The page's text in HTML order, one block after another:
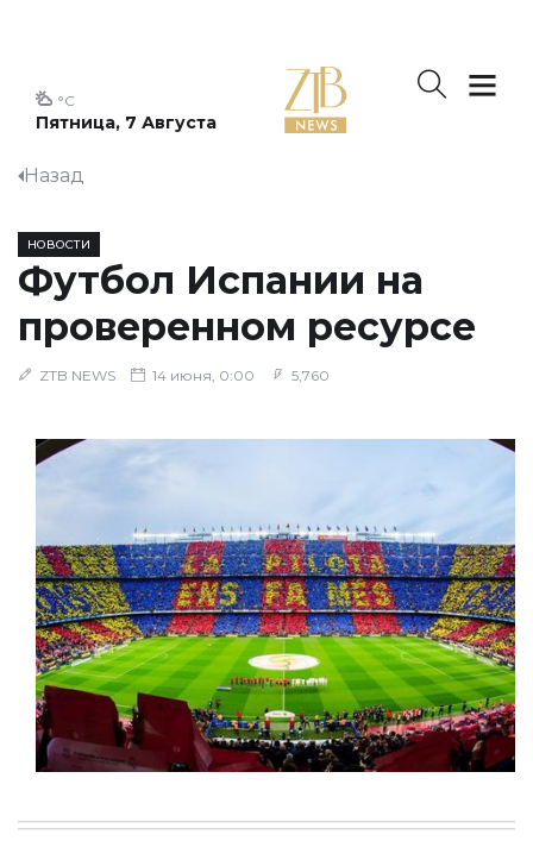
Пятница, 7 Августа
°C
Назад
НОВОСТИ
Футбол Испании на
проверенном ресурсе
ZTB NEWS 14 июня, 0:00 5,760